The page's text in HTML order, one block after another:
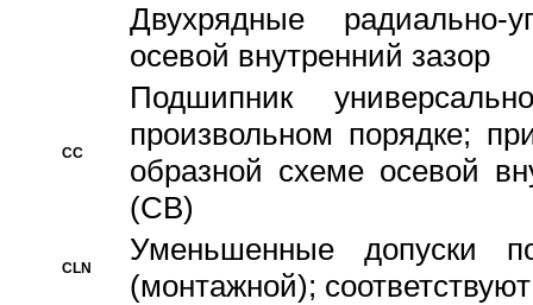
Двухрядные радиально-
осевой внутренний зазор
CC
Подшипник
произвольном порядке;
образной схеме осевой
(CB)
CLN
Уменьшенные
(монтажной);